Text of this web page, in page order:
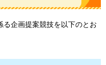
る企画提案競技を以下のとお